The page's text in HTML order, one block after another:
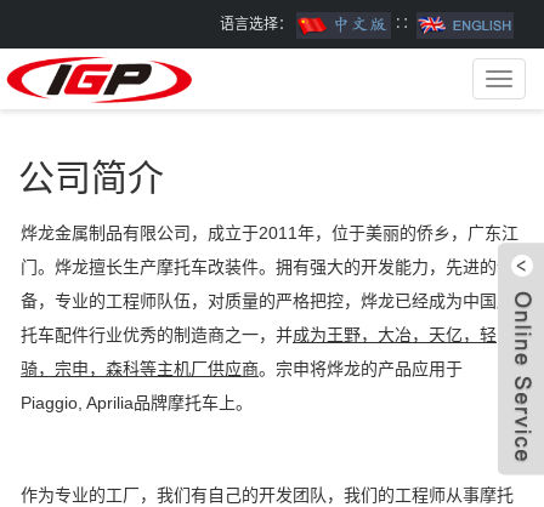
语言选择： ∷
公司简介
烨龙金属制品有限公司，成立于2011年，位于美丽的侨乡，广东江
门。烨龙擅长生产摩托车改装件。拥有强大的开发能力，先进的设
备，专业的工程师队伍，对质量的严格把控，烨龙已经成为中国摩
托车配件行业优秀的制造商之一，并成为王野，大冶，天亿，轻
骑，宗申，森科等主机厂供应商。宗申将烨龙的产品应用于
Piaggio, Aprilia品牌摩托车上。
作为专业的工厂，我们有自己的开发团队，我们的工程师从事摩托